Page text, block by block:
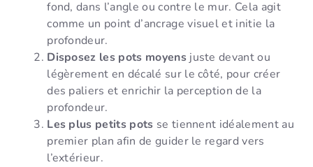
fond, dans l’angle ou contre le mur. Cela agit
comme un point d’ancrage visuel et initie la
profondeur.
Disposez les pots moyensjuste devant ou
légèrement en décalé sur le côté, pour créer
des paliers et enrichir la perception de la
profondeur.
Les plus petits pots se tiennent idéalement au
premier plan afin de guider le regard vers
l’extérieur.